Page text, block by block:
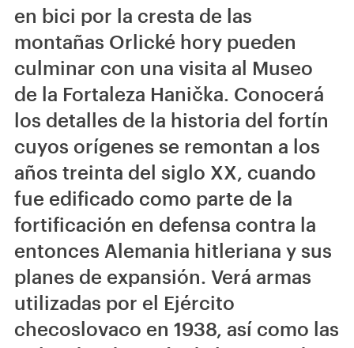
en bici por la cresta de las
montañas Orlické hory pueden
culminar con una visita al Museo
de la Fortaleza Hanička. Conocerá
los detalles de la historia del fortín
cuyos orígenes se remontan a los
años treinta del siglo XX, cuando
fue edificado como parte de la
fortificación en defensa contra la
entonces Alemania hitleriana y sus
planes de expansión. Verá armas
utilizadas por el Ejército
checoslovaco en 1938, así como las